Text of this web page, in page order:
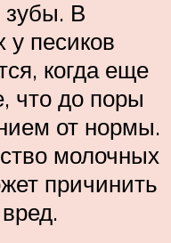
зубы. В
у песиков
когда еще
что до поры
от нормы.
молочных
причинить